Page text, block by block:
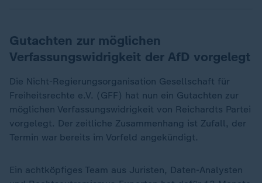
Gutachten zur möglichen
Verfassungswidrigkeit der AfD vorgelegt
Die Nicht-Regierungsorganisation Gesellschaft für
Freiheitsrechte e.V. (GFF) hat nun ein Gutachten zur
möglichen Verfassungswidrigkeit von Reichardts Partei
vorgelegt. Der zeitliche Zusammenhang ist Zufall, der
Termin war bereits im Vorfeld angekündigt.
Ein achtköpfiges Team aus Juristen, Daten-Analysten